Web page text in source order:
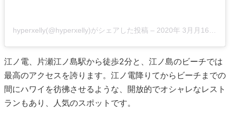
hyperxelly(@hyperxelly)がシェアした投稿 – 2020年 3月月16日午前6時09分PDT
江ノ電、片瀬江ノ島駅から徒歩2分と、江ノ島のビーチでは
最高のアクセスを誇ります。江ノ電降りてからビーチまでの
間にハワイを彷彿させるような、開放的でオシャレなレスト
ランもあり、人気のスポットです。